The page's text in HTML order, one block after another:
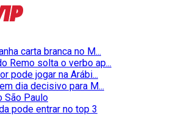
carta branca no M...
Remo solta o verbo ap...
pode jogar na Arábi...
dia decisivo para M...
São Paulo
pode entrar no top 3